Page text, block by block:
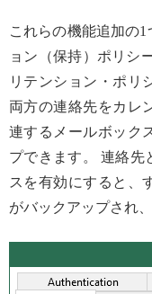
これらの機能追加の
ョン（保持）ポリシ
リテンション・ポリ
両方の連絡先をカレ
連するメールボック
プできます。 連絡先
スを有効にすると、
がバックアップされ